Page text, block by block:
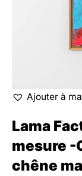
Ajouter à
Lama
mesure -
chêne